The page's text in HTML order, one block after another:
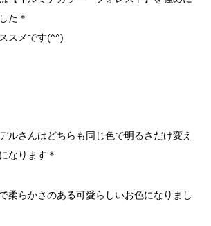
た＊
スメです(^^)
ルさんはどちらも同じ色で明るさだけ変え
なります＊
柔らかさのある可愛らしいお色になりまし